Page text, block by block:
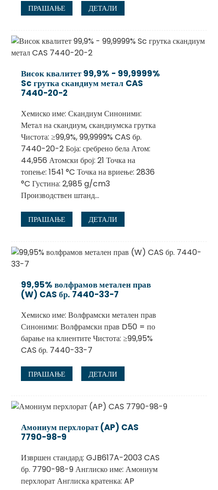
ПРАШАЊЕ ДЕТАЛИ
Висок квалитет 99,9% - 99,9999%
Sc грутка скандиум метал CAS
7440-20-2
Хемиско име: Скандиум Синоними:
Метал на скандиум, скандиумска грутка
Чистота: ≥99,9%, 99,9999% CAS бр.
7440-20-2 Боја: сребрено бела Атом:
44,956 Атомски број: 21 Точка на
топење: 1541 °C Точка на вриење: 2836
°C Густина: 2,985 g/cm3
Производствен штанд...
ПРАШАЊЕ ДЕТАЛИ
99,95% волфрамов метален прав
(W) CAS бр. 7440-33-7
Хемиско име: Волфрамски метален прав
Синоними: Волфрамски прав D50 = по
барање на клиентите Чистота: ≥99,95%
CAS бр. 7440-33-7
ПРАШАЊЕ ДЕТАЛИ
Амониум перхлорат (AP) CAS
7790-98-9
Извршен стандард: GJB617A-2003 CAS
бр. 7790-98-9 Англиско име: Амониум
перхлорат Англиска кратенка: AP